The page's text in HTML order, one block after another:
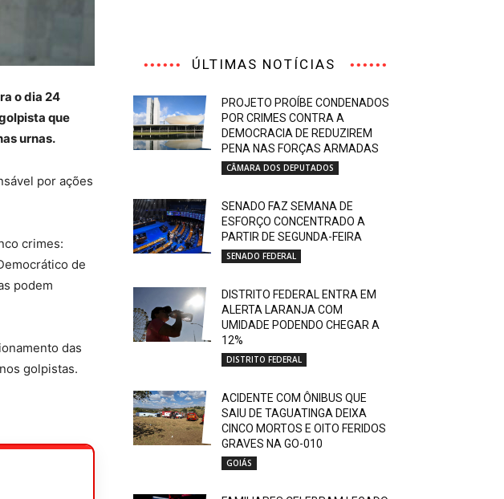
o dia 24
que
urnas.
por ações
crimes:
de
podem
das
golpistas.
ÚLTIMAS NOTÍCIAS
PROJETO PROÍBE CONDENADOS
POR CRIMES CONTRA A
DEMOCRACIA DE REDUZIREM
PENA NAS FORÇAS ARMADAS
CÂMARA DOS DEPUTADOS
SENADO FAZ SEMANA DE
ESFORÇO CONCENTRADO A
PARTIR DE SEGUNDA-FEIRA
SENADO FEDERAL
DISTRITO FEDERAL ENTRA EM
ALERTA LARANJA COM
UMIDADE PODENDO CHEGAR A
12%
DISTRITO FEDERAL
ACIDENTE COM ÔNIBUS QUE
SAIU DE TAGUATINGA DEIXA
CINCO MORTOS E OITO FERIDOS
GRAVES NA GO-010
GOIÁS